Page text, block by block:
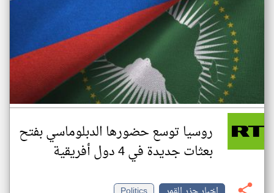
روسيا توسع حضورها الدبلوماسي بفتح
بعثات جديدة في 4 دول أفريقية